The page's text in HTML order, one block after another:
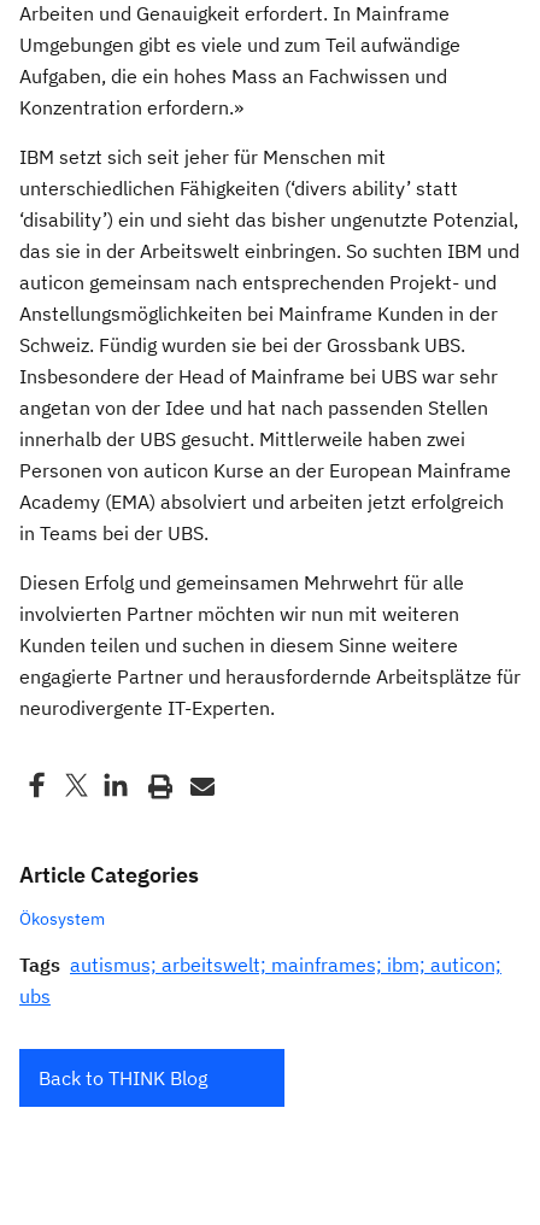
Arbeiten und Genauigkeit erfordert. In Mainframe
Umgebungen gibt es viele und zum Teil aufwändige
Aufgaben, die ein hohes Mass an Fachwissen und
Konzentration erfordern.»
IBM setzt sich seit jeher für Menschen mit
unterschiedlichen Fähigkeiten (‘divers ability’ statt
‘disability’) ein und sieht das bisher ungenutzte Potenzial,
das sie in der Arbeitswelt einbringen. So suchten IBM und
auticon gemeinsam nach entsprechenden Projekt- und
Anstellungsmöglichkeiten bei Mainframe Kunden in der
Schweiz. Fündig wurden sie bei der Grossbank UBS.
Insbesondere der Head of Mainframe bei UBS war sehr
angetan von der Idee und hat nach passenden Stellen
innerhalb der UBS gesucht. Mittlerweile haben zwei
Personen von auticon Kurse an der European Mainframe
Academy (EMA) absolviert und arbeiten jetzt erfolgreich
in Teams bei der UBS.
Diesen Erfolg und gemeinsamen Mehrwehrt für alle
involvierten Partner möchten wir nun mit weiteren
Kunden teilen und suchen in diesem Sinne weitere
engagierte Partner und herausfordernde Arbeitsplätze für
neurodivergente IT-Experten.
Article Categories
Ökosystem
Tags autismus; arbeitswelt; mainframes; ibm; auticon;
ubs
Back to THINK Blog